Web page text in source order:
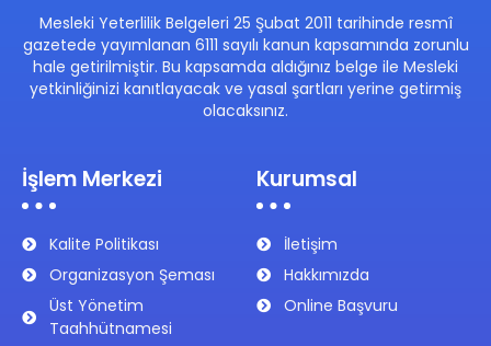
Mesleki Yeterlilik Belgeleri 25 Şubat 2011 tarihinde resmî
gazetede yayımlanan 6111 sayılı kanun kapsamında zorunlu
hale getirilmiştir. Bu kapsamda aldığınız belge ile Mesleki
yetkinliğinizi kanıtlayacak ve yasal şartları yerine getirmiş
olacaksınız.
İşlem Merkezi
Kalite Politikası
Organizasyon Şeması
Üst Yönetim
Taahhütnamesi
Kurumsal
İletişim
Hakkımızda
Online Başvuru